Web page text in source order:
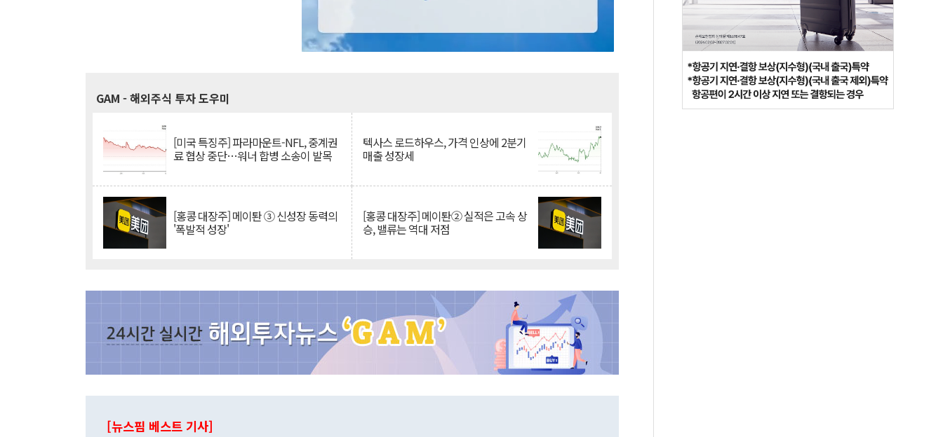
GAM - 해외주식 투자 도우미
[미국 특징주] 파라마운트-NFL, 중계권
료 협상 중단…워너 합병 소송이 발목
텍사스 로드하우스, 가격 인상에 2분기
매출 성장세
[홍콩 대장주] 메이퇀 ③ 신성장 동력의
'폭발적 성장'
[홍콩 대장주] 메이퇀② 실적은 고속 상
승, 밸류는 역대 저점
[뉴스핌 베스트 기사]